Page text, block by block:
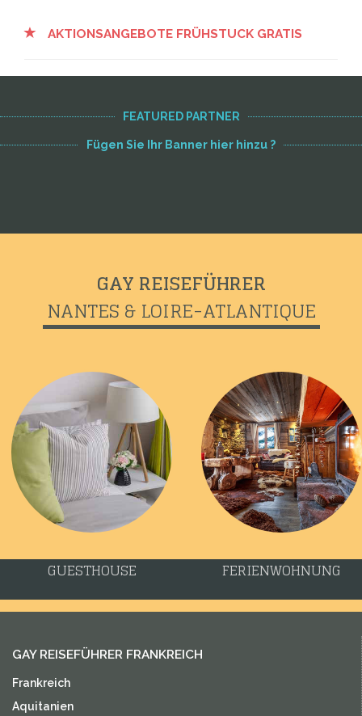
AKTIONSANGEBOTE FRÜHSTUCK GRATIS
FEATURED PARTNER
Fügen Sie Ihr Banner hier hinzu ?
GAY REISEFÜHRER
NANTES & LOIRE-ATLANTIQUE
GUESTHOUSE FERIENWOHNUNG
GAY REISEFÜHRER FRANKREICH
Frankreich
Aquitanien